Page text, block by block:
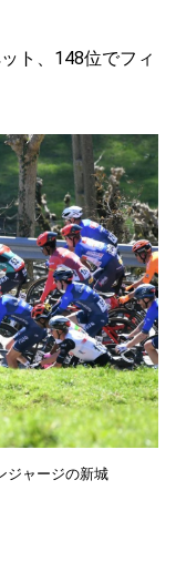
ト、148位でフィ
ジャージの新城